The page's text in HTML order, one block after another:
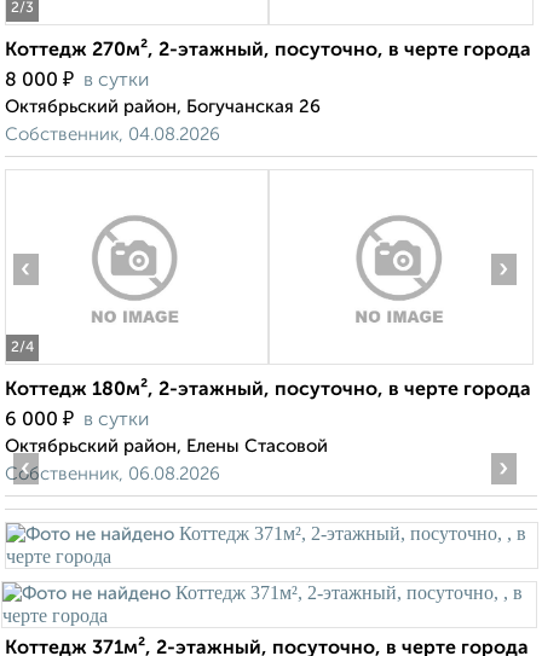
2/3
Коттедж 270м², 2-этажный, посуточно, в черте города
8 000 ₽ в сутки
Октябрьский район, Богучанская 26
Собственник, 04.08.2026
2/4
‹ ›
Коттедж 180м², 2-этажный, посуточно, в черте города
6 000 ₽ в сутки
Октябрьский район, Елены Стасовой
Собственник, 06.08.2026
‹ ›
Коттедж 371м², 2-этажный, посуточно, в черте города